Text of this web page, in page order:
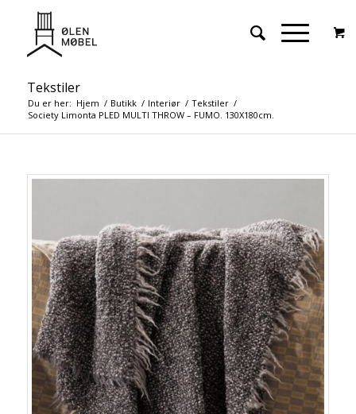
Tekstiler
Du er her: Hjem / Butikk / Interiør / Tekstiler /
Society Limonta PLED MULTI THROW – FUMO. 130X180cm.